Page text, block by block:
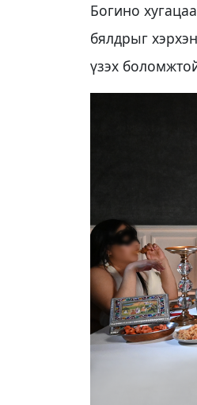
Богино
бялдрыг
үзэх